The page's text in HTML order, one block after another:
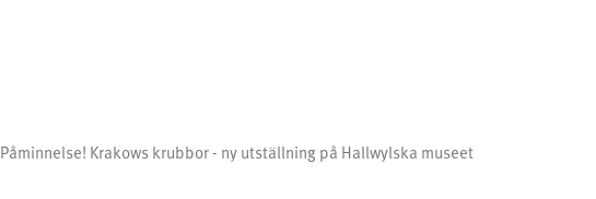
Påminnelse! Krakows krubbor - ny utställning på Hallwylska museet